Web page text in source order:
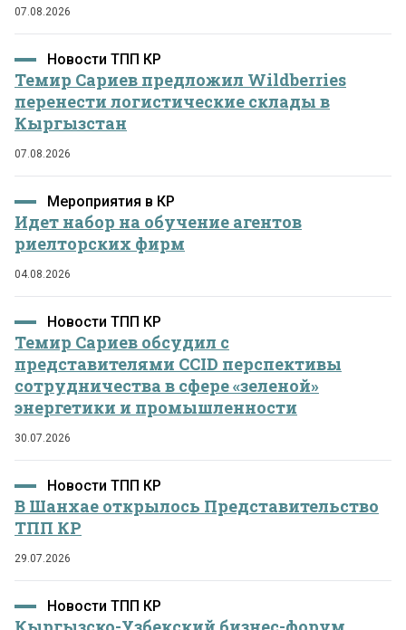
07.08.2026
Новости ТПП КР
Темир Сариев предложил Wildberries
перенести логистические склады в
Кыргызстан
07.08.2026
Мероприятия в КР
Идет набор на обучение агентов
риелторских фирм
04.08.2026
Новости ТПП КР
Темир Сариев обсудил с
представителями CCID перспективы
сотрудничества в сфере «зеленой»
энергетики и промышленности
30.07.2026
Новости ТПП КР
В Шанхае открылось Представительство
ТПП КР
29.07.2026
Новости ТПП КР